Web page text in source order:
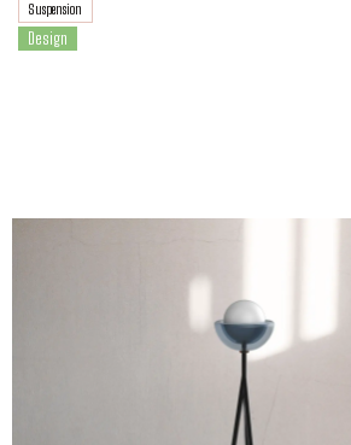
Suspension
Design